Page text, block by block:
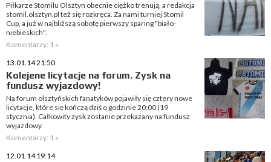
Piłkarze Stomilu Olsztyn obecnie ciężko trenują, a redakcja
stomil.olsztyn.pl też się rozkręca. Za nami turniej Stomil
Cup, a już w najbliższą sobotę pierwszy sparing "biało-
niebieskich".
Komentarzy: 1 »
13.01.14 21:50
Kolejene licytacje na forum. Zysk na
fundusz wyjazdowy!
Na forum olsztyńskich fanatyków pojawiły się cztery nowe
licytacje, które się kończą dziś o godzinie 20:00 (19
stycznia). Całkowity zysk zostanie przekazany na fundusz
wyjazdowy.
Komentarzy: 1 »
12.01.14 19:14